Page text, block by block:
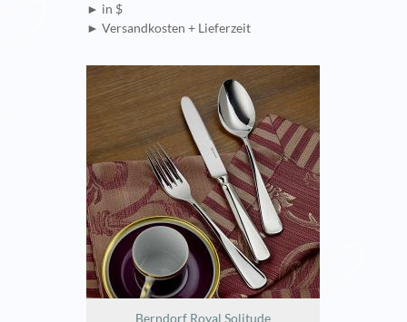
► in $
► Versandkosten + Lieferzeit
Berndorf Royal Solitude